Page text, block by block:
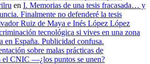
en I. Memorias de una tesis fracasada… y
Finalmente no defenderé la tesis
Ruiz de Maya e Inés López López
tecnológica si vives en una zona
en España. Publicidad confusa.
sobre malas prácticas de
el CNIC —¿los puntos se unen?